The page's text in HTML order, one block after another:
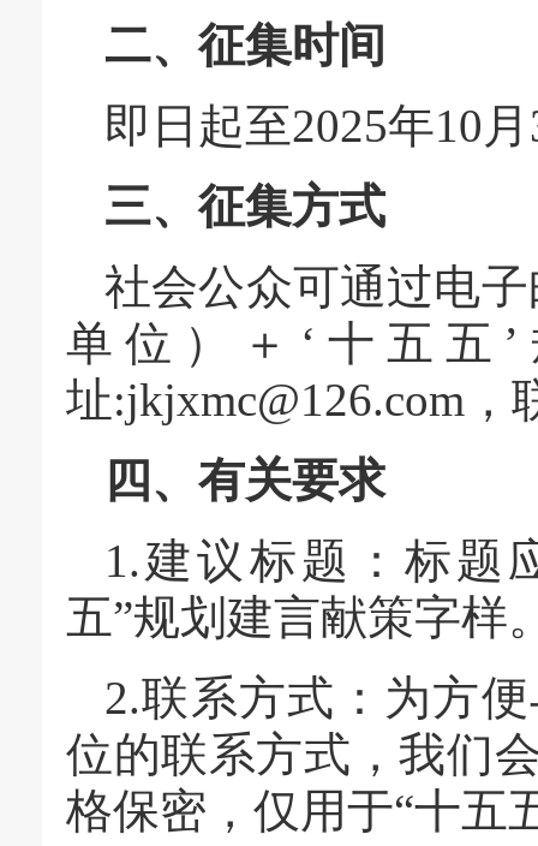
二、征集时间
即日起至2025年10
三、征集方式
社会公众可通过电
单位）＋‘十五五
址:jkjxmc@126.com，
四、有关要求
1.建议标题：标题
五”规划建言献策字样
2.联系方式：为方
位的联系方式，我们
格保密，仅用于“十五